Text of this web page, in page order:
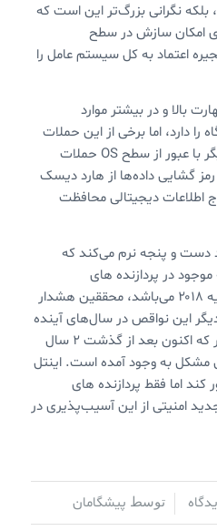
نگرانی بزرگ‌تر این است که
امکان سازش در سطح
اعتماد به کل سیستم عامل را
بالا و در بیشتر موارد
دارد، اما برخی از این حملات
می‌توانند توسط بدافزارهای دیگر با عبور از سطح OS حملات
گشایی داده‌ها از هارد دیسک
اطلاعات دیجیتالی محافظت
دست و پنجه نرم می‌کند که
در پردازنده های
Meltdown و Spectre در ژانویه ۲۰۱۸ می‌باشد، محققین هشدار
این نواقص در سال‌های آینده
به چشم خواهد خورد همانطور که اکنون بعد از گذشت ۲ سال
مشکل به وجود آمده است. اینتل
کند اما فقط پردازنده های
امنیتی از این آسیب‌پذیری در
توسط پیشگامان